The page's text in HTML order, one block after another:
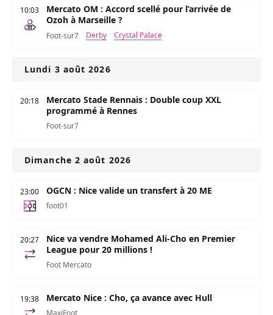
10:03
Mercato OM : Accord scellé pour l’arrivée de
Ozoh à Marseille ?
Foot-sur7 Derby Crystal Palace
Lundi 3 août 2026
20:18
Mercato Stade Rennais : Double coup XXL
programmé à Rennes
Foot-sur7
Dimanche 2 août 2026
23:00 OGCN : Nice valide un transfert à 20 ME
foot01
20:27
Nice va vendre Mohamed Ali-Cho en Premier
League pour 20 millions !
Foot Mercato
19:38 Mercato Nice : Cho, ça avance avec Hull
MaxiFoot